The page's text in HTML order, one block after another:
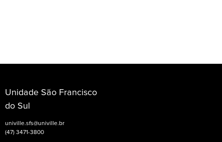
Unidade São Francisco
do Sul
univille.sfs@univille.br
(47) 3471-3800